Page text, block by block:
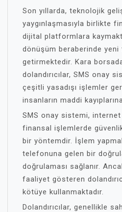
Son yıllarda, teknolojik
yaygınlaşmasıyla birlikte
dijital platformlara
dönüşüm beraberinde yeni
getirmektedir. Kara
dolandırıcılar, SMS onay
çeşitli yasadışı işlemler
insanların maddi
SMS onay sistemi, internet
finansal işlemlerde
bir yöntemdir. İşlem
telefonuna gelen bir
doğrulaması sağlanır.
faaliyet gösteren
kötüye kullanmaktadır.
Dolandırıcılar, genellikle